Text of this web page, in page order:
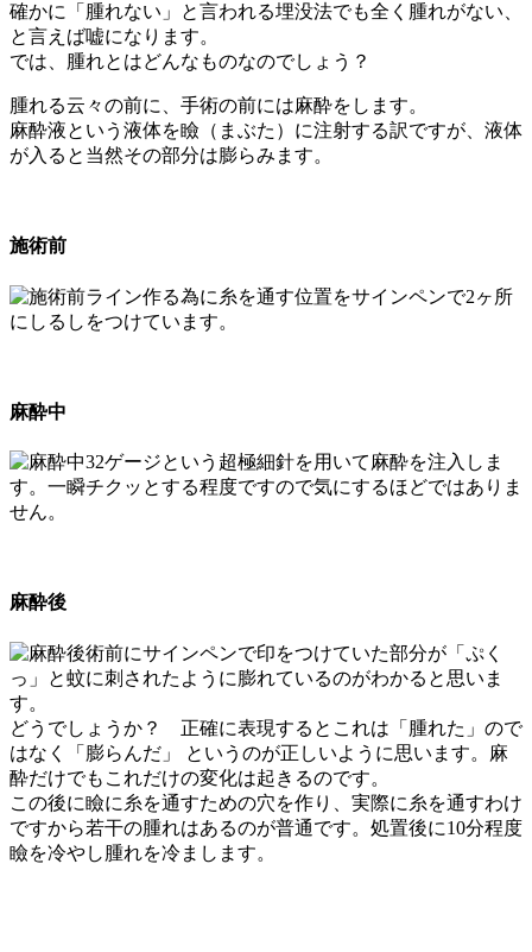
確かに「腫れない」と言われる埋没法でも全く腫れがない、
と言えば嘘になります。
では、腫れとはどんなものなのでしょう？
腫れる云々の前に、手術の前には麻酔をします。
麻酔液という液体を瞼（まぶた）に注射する訳ですが、液体
が入ると当然その部分は膨らみます。
施術前
ライン作る為に糸を通す位置をサインペンで2ヶ所
にしるしをつけています。
麻酔中
32ゲージという超極細針を用いて麻酔を注入しま
す。一瞬チクッとする程度ですので気にするほどではありま
せん。
麻酔後
術前にサインペンで印をつけていた部分が「ぷく
っ」と蚊に刺されたように膨れているのがわかると思いま
す。
どうでしょうか？ 正確に表現するとこれは「腫れた」ので
はなく「膨らんだ」 というのが正しいように思います。麻
酔だけでもこれだけの変化は起きるのです。
この後に瞼に糸を通すための穴を作り、実際に糸を通すわけ
ですから若干の腫れはあるのが普通です。処置後に10分程度
瞼を冷やし腫れを冷まします。